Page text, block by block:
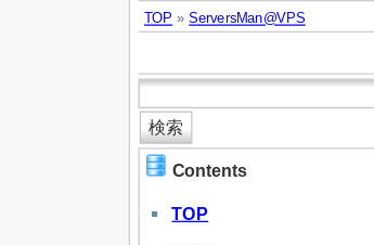
TOP »ServersMan@VPS
Contents
TOP